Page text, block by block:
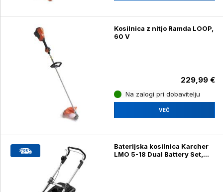
Kosilnica z nitjo Ramda LOOP,
60 V
229,99 €
Na zalogi pri dobavitelju
VEČ
Baterijska kosilnica Karcher
LMO 5-18 Dual Battery Set,